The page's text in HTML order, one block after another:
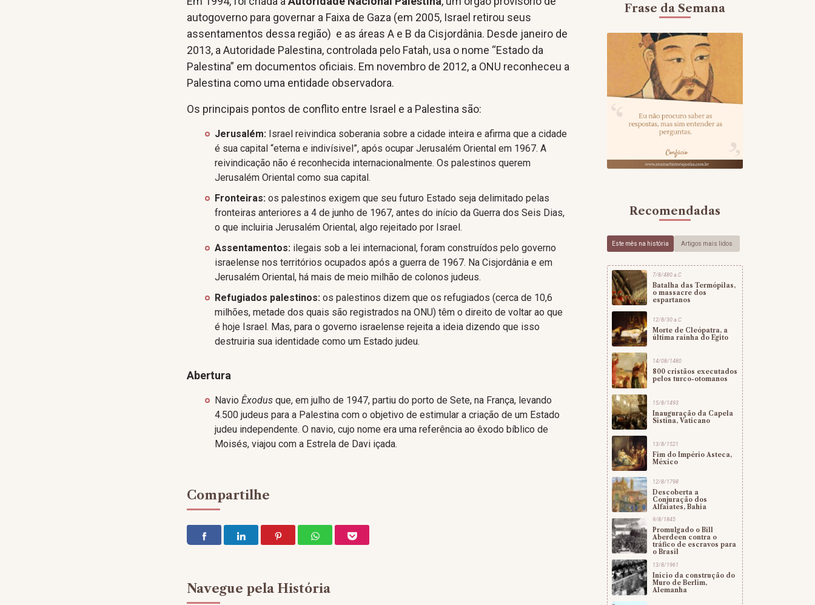
autogoverno para governar a Faixa de Gaza (em 2005, Israel retirou seus
assentamentos dessa região) e as áreas A e B da Cisjordânia. Desde janeiro de
2013, a Autoridade Palestina, controlada pelo Fatah, usa o nome “Estado da
Palestina” em documentos oficiais. Em novembro de 2012, a ONU reconheceu a
Palestina como uma entidade observadora.
Os principais pontos de conflito entre Israel e a Palestina são:
Jerusalém: Israel reivindica soberania sobre a cidade inteira e afirma que a cidade
é sua capital “eterna e indivísivel”, após ocupar Jerusalém Oriental em 1967. A
reivindicação não é reconhecida internacionalmente. Os palestinos querem
Jerusalém Oriental como sua capital.
Fronteiras:os palestinos exigem que seu futuro Estado seja delimitado pelas
fronteiras anteriores a 4 de junho de 1967, antes do início da Guerra dos Seis Dias,
o que incluiria Jerusalém Oriental, algo rejeitado por Israel.
Assentamentos: ilegais sob a lei internacional, foram construídos pelo governo
israelense nos territórios ocupados após a guerra de 1967. Na Cisjordânia e em
Jerusalém Oriental, há mais de meio milhão de colonos judeus.
Refugiados palestinos:os palestinos dizem que os refugiados (cerca de 10,6
milhões, metade dos quais são registrados na ONU) têm o direito de voltar ao que
é hoje Israel. Mas, para o governo israelense rejeita a ideia dizendo que isso
destruiria sua identidade como um Estado judeu.
Abertura
NavioÊxodus que, em julho de 1947, partiu do porto de Sete, na França, levando
4.500 judeus para a Palestina com o objetivo de estimular a criação de um Estado
judeu independente. O navio, cujo nome era uma referência ao êxodo bíblico de
Moisés, viajou com a Estrela de Davi içada.
Compartilhe
Navegue pela História
Frase da Semana
Recomendadas
Este mês na história Artigos mais lidos
7/8/480 a.C
Batalha das Termópilas,
o massacre dos
espartanos
12/8/30 a.C
Morte de Cleópatra, a
última rainha do Egito
14/08/1480
800 cristãos executados
pelos turco-otomanos
15/8/1493
Inauguração da Capela
Sistina, Vaticano
13/8/1521
Fim do Império Asteca,
México
12/8/1798
Descoberta a
Conjuração dos
Alfaiates, Bahia
9/8/1845
Promulgado o Bill
Aberdeen contra o
tráfico de escravos para
o Brasil
13/8/1961
Início da construção do
Muro de Berlim,
Alemanha